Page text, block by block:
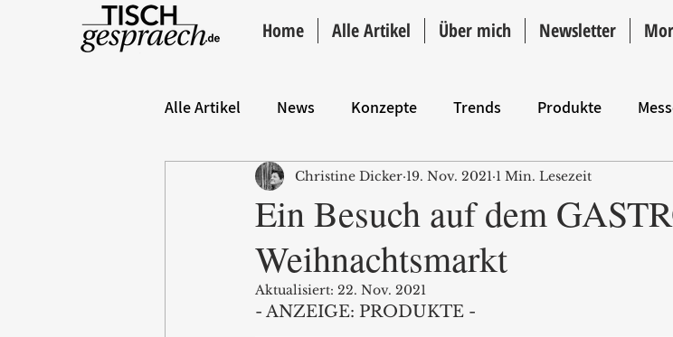
Home Alle Artikel Über mich Newsletter
Alle Artikel News Konzepte Trends Produkte
Hintergrund ANZEIGE Intro
Ein Besuch auf dem
Weihnachtsmarkt
Christine Dicker 19. Nov. 2021 1 Min. Lesezeit
Aktualisiert: 22. Nov. 2021
- ANZEIGE: PRODUKTE -